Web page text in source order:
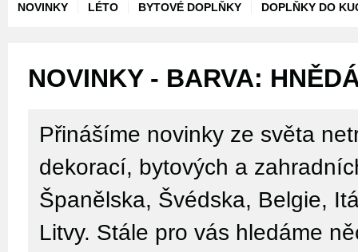
NOVINKY LÉTO BYTOVÉ DOPLŇKY DOPLŇKY DO
NOVINKY - BARVA:
Přinášíme novinky ze světa
dekorací, bytových a
Španělska, Švédska, Belgie,
Litvy. Stále pro vás hledáme